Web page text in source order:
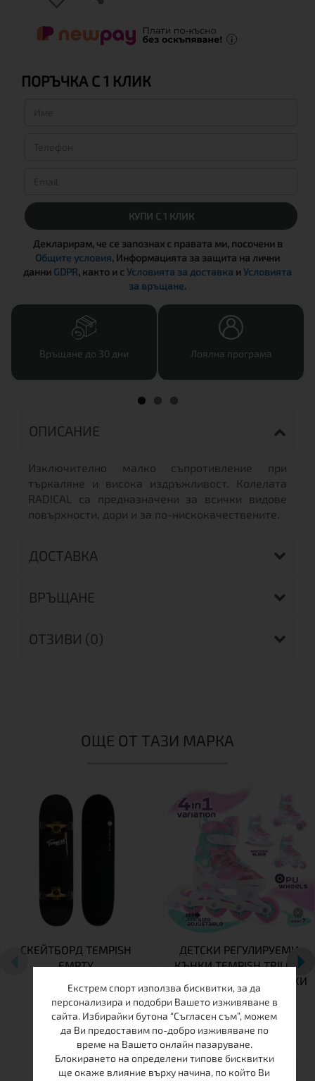
ПОРЪЧКА С 1 КЛИК
КУПИ С 1 КЛИК
Декларирам, че се запознах с правата ми, посочени в
Общите условия, Информацията за защита на лични
данни GDPR, както и сУсловията за доставка иУсловията
за връщане.
Връщане до 30 дни Лоялна програма
ОПИСАНИЕ
Изключително малко съпротивление при
търкаляне и висока издръжливост. Колелата
RADICAL са предназначени за всички видове
повърхности, дори и за по-нискокачествените.
ДОСТАВКА
ВРЪЩАНЕ
ОТЗИВИ (0)
ОЩЕ ОТ ТАЗИ МАРКА
СКЕЙТБОРД TEMPISH
EMPTY
ДЕТСКИ РЕГУЛИРУЕМИ
КЪНКИ TEMPISH TRILO 4
В 1 GIRL – РОЛЕРИ, КЪНКИ
ЗА ЛЕД И РОЛКОВИ
КЪНКИ В ЕДНО
26-29 30-33 34-37
Екстрем спорт използва бисквитки, за да
персонализира и подобри Вашето изживяване в
сайта. Избирайки бутона “Съгласен съм”, можем
да Ви предоставим по-добро изживяване по
време на Вашето онлайн пазаруване.
Блокирането на определени типове бисквитки
ще окаже влияние върху начина, по който Ви